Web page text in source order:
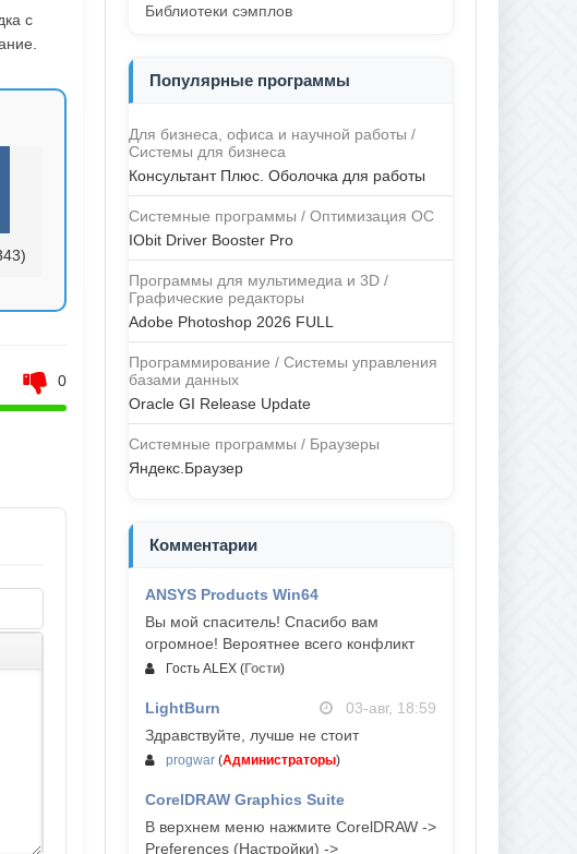
с
0
Библиотеки сэмплов
Популярные программы
Для бизнеса, офиса и научной работы /
Системы для бизнеса
Консультант Плюс. Оболочка для работы
Системные программы / Оптимизация ОС
IObit Driver Booster Pro
Программы для мультимедиа и 3D /
Графические редакторы
Adobe Photoshop 2026 FULL
Программирование / Системы управления
базами данных
Oracle GI Release Update
Системные программы / Браузеры
Яндекс.Браузер
Комментарии
ANSYS Products Win64
Вы мой спаситель! Спасибо вам
огромное! Вероятнее всего конфликт
Гость ALEX (Гости)
LightBurn
03-авг, 18:59
Здравствуйте, лучше не стоит
progwar (Администраторы)
CorelDRAW Graphics Suite
03-авг, 18:58
В верхнем меню нажмите CorelDRAW ->
Preferences (Настройки) ->